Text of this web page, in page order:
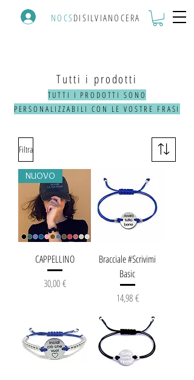
NOCSDISILVIANOCERA
Tutti i prodotti
TUTTI I PRODOTTI SONO
PERSONALIZZABILI CON LE VOSTRE FRASI
Filtra
NUOVO
CAPPELLINO
Prezzo
30,00 €
Bracciale #Scrivimi
Basic
Prezzo
14,98 €